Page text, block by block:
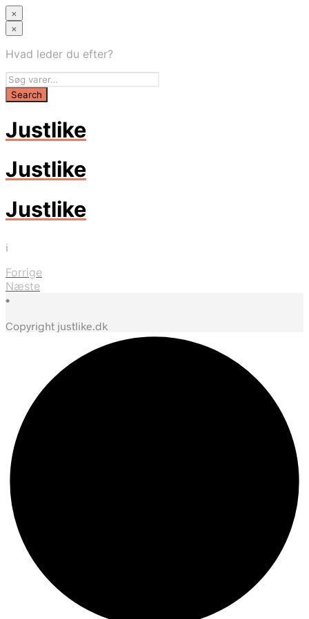
×
×
Hvad leder du efter?
Justlike
Justlike
Justlike
i
Forrige
Næste
•
Copyright justlike.dk